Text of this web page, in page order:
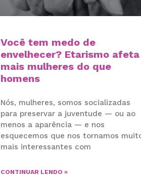
Você tem medo de
envelhecer? Etarismo afeta
mais mulheres do que
homens
Nós, mulheres, somos socializadas
para preservar a juventude — ou ao
menos a aparência — e nos
esquecemos que nos tornamos
mais interessantes com
CONTINUAR LENDO »